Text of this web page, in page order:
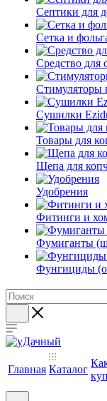
Септики для
Сетка и
Средство для
Стимуляторы
Сушилки
Товары для
Щепа для
Удобрения
Фитинги и
Фумиганты
Фунгициды
Главная Каталог